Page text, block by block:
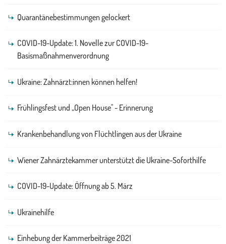
Quarantänebestimmungen gelockert
COVID-19-Update: 1. Novelle zur COVID-19-
Basismaßnahmenverordnung
Ukraine: Zahnärzt:innen können helfen!
Frühlingsfest und „Open House" - Erinnerung
Krankenbehandlung von Flüchtlingen aus der Ukraine
Wiener Zahnärztekammer unterstützt die Ukraine-Soforthilfe
COVID-19-Update: Öffnung ab 5. März
Ukrainehilfe
Einhebung der Kammerbeiträge 2021